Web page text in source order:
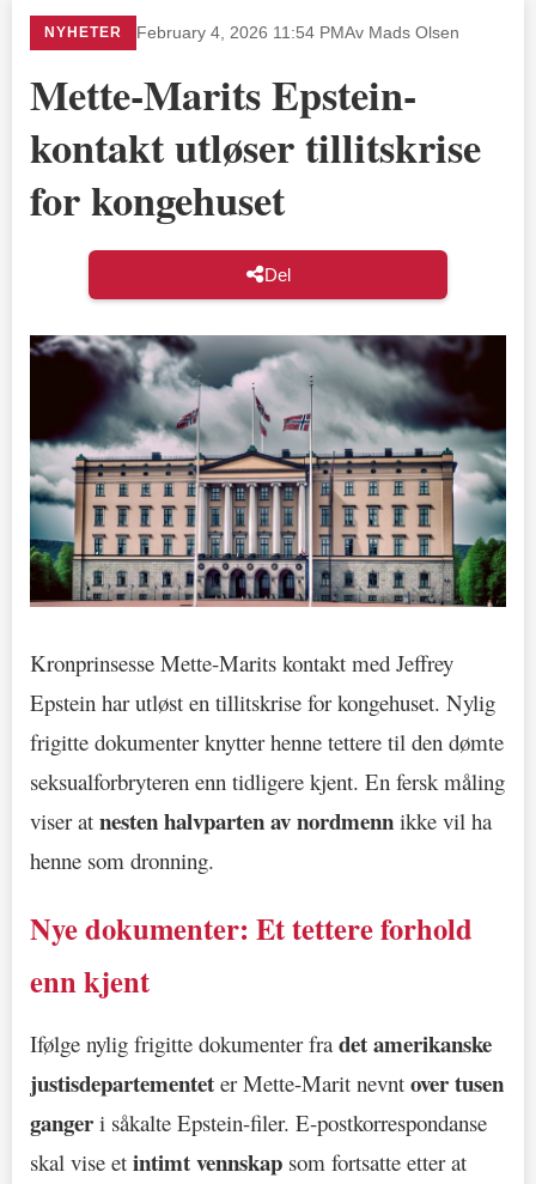
NYHETER February 4, 2026 11:54 PMAv Mads Olsen
Mette-Marits Epstein-
kontakt utløser tillitskrise
for kongehuset
Del
Kronprinsesse Mette-Marits kontakt med Jeffrey
Epstein har utløst en tillitskrise for kongehuset. Nylig
frigitte dokumenter knytter henne tettere til den dømte
seksualforbryteren enn tidligere kjent. En fersk måling
viser at nesten halvparten av nordmenn ikke vil ha
henne som dronning.
Nye dokumenter: Et tettere forhold
enn kjent
Ifølge nylig frigitte dokumenter fradet amerikanske
justisdepartementet er Mette-Marit nevnt over tusen
ganger i såkalte Epstein-filer. E-postkorrespondanse
skal vise et intimt vennskap som fortsatte etter at